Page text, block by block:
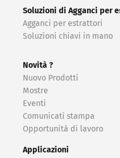
Soluzioni di Agganci per
Agganci per estrattori
Soluzioni chiavi in ​​mano
Novità ?
Nuovo Prodotti
Mostre
Eventi
Comunicati stampa
Opportunità di lavoro
Applicazioni